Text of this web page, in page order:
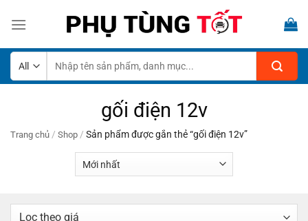
kiếm:
gối điện 12v
Trang chủ / Shop / Sản phẩm được gắn thẻ “gối điện 12v”